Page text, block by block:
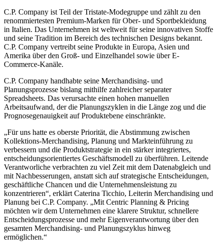
C.P. Company ist Teil der Tristate-Modegruppe und zählt zu den
renommiertesten Premium-Marken für Ober- und Sportbekleidung
in Italien. Das Unternehmen ist weltweit für seine innovativen Stoffe
und seine Tradition im Bereich des technischen Designs bekannt.
C.P. Company vertreibt seine Produkte in Europa, Asien und
Amerika über den Groß- und Einzelhandel sowie über E-
Commerce-Kanäle.
C.P. Company handhabte seine Merchandising- und
Planungsprozesse bislang mithilfe zahlreicher separater
Spreadsheets. Das verursachte einen hohen manuellen
Arbeitsaufwand, der die Planungszyklen in die Länge zog und die
Prognosegenauigkeit auf Produktebene einschränkte.
„Für uns hatte es oberste Priorität, die Abstimmung zwischen
Kollektions-Merchandising, Planung und Markteinführung zu
verbessern und die Produktstrategie in ein stärker integriertes,
entscheidungsorientiertes Geschäftsmodell zu überführen. Leitende
Verantworliche verbrachten zu viel Zeit mit dem Datenabgleich und
mit Nachbesserungen, anstatt sich auf strategische Entscheidungen,
geschäftliche Chancen und die Unternehmensleistung zu
konzentrieren“, erklärt Caterina Ticchio, Leiterin Merchandising und
Planung bei C.P. Company. „Mit Centric Planning & Pricing
möchten wir dem Unternehmen eine klarere Struktur, schnellere
Entscheidungsprozesse und mehr Eigenverantwortung über den
gesamten Merchandising- und Planungszyklus hinweg
ermöglichen.“